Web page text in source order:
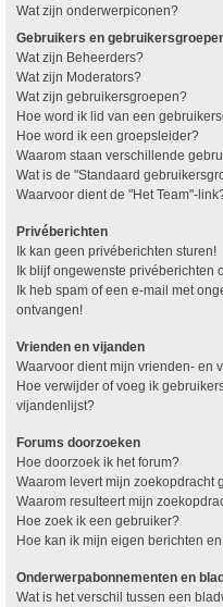
Wat zijn onderwerpiconen?
Gebruikers en
Wat zijn Beheerders?
Wat zijn Moderators?
Wat zijn gebruikersgroepen?
Hoe word ik lid van een
Hoe word ik een groepsleider?
Waarom staan verschillende
Wat is de "Standaard
Waarvoor dient de "Het Team"-
Privéberichten
Ik kan geen privéberichten sturen!
Ik blijf ongewenste privéberichten
Ik heb spam of een e-mail met
ontvangen!
Vrienden en vijanden
Waarvoor dient mijn vrienden- en
Hoe verwijder of voeg ik
vijandenlijst?
Forums doorzoeken
Hoe doorzoek ik het forum?
Waarom levert mijn zoekopdracht
Waarom resulteert mijn
Hoe zoek ik een gebruiker?
Hoe kan ik mijn eigen berichten
Onderwerpabonnementen en
Wat is het verschil tussen een